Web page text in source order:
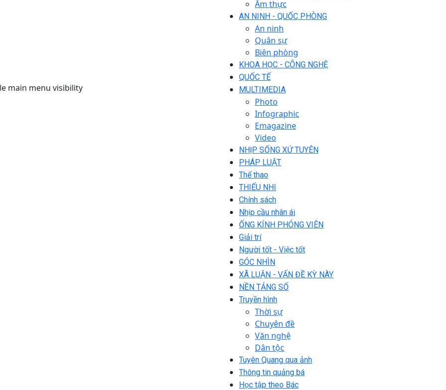
main menu visibility
Ẩm thực
AN NINH - QUỐC PHÒNG
An ninh
Quân sự
Biên phòng
KHOA HỌC - CÔNG NGHỆ
QUỐC TẾ
MULTIMEDIA
Photo
Infographic
Emagazine
Video
NHỊP SỐNG XỨ TUYÊN
PHÁP LUẬT
Thể thao
THIẾU NHI
Chính sách
Nhịp cầu nhân ái
ỐNG KÍNH PHÓNG VIÊN
Giải trí
Người tốt - Việc tốt
GÓC NHÌN
XÃ LUẬN - VẤN ĐỀ KỲ NÀY
NỀN TẢNG SỐ
Truyền hình
Thời sự
Chuyên đề
Văn nghệ
Dân tộc
Tuyên Quang qua ảnh
Thông tin quảng bá
Học tập theo Bác